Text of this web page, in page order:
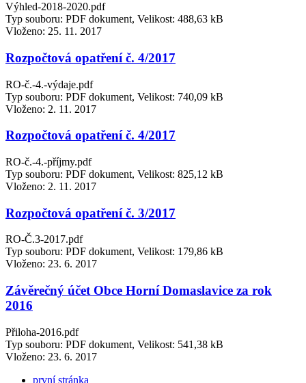
Výhled-2018-2020.pdf
Typ souboru: PDF dokument, Velikost: 488,63 kB
Vloženo: 25. 11. 2017
Rozpočtová opatření č. 4/2017
RO-č.-4.-výdaje.pdf
Typ souboru: PDF dokument, Velikost: 740,09 kB
Vloženo: 2. 11. 2017
Rozpočtová opatření č. 4/2017
RO-č.-4.-příjmy.pdf
Typ souboru: PDF dokument, Velikost: 825,12 kB
Vloženo: 2. 11. 2017
Rozpočtová opatření č. 3/2017
RO-Č.3-2017.pdf
Typ souboru: PDF dokument, Velikost: 179,86 kB
Vloženo: 23. 6. 2017
Závěrečný účet Obce Horní Domaslavice za rok
2016
Přiloha-2016.pdf
Typ souboru: PDF dokument, Velikost: 541,38 kB
Vloženo: 23. 6. 2017
první stránka